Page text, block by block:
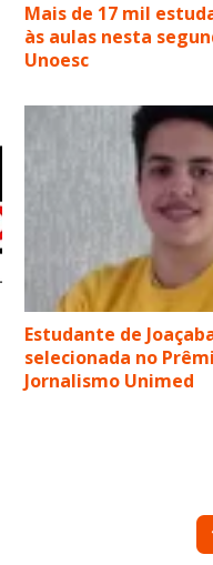
Mais de 17 mil
às aulas nesta
Unoesc
Estudante de
selecionada no
Jornalismo Unimed